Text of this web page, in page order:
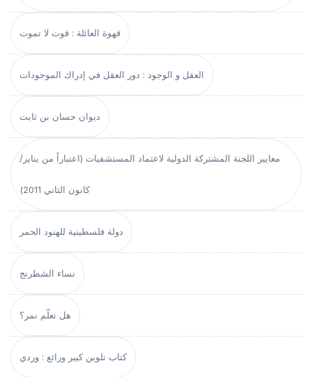
قهوة العائلة : قوت لا تموت
العقل و الوجود : دور العقل في إدراك الموجودات
ديوان حسان بن ثابت
معايير اللجنة المشتركة الدولية لاعتماد المستشفيات (اعتباراً من يناير/
كانون الثاني 2011)
دولة فلسطينية للهنود الحمر
نساء الشطرنج
هل تعلّم نمر؟
كتاب تلوين كبير ورائع : وردي